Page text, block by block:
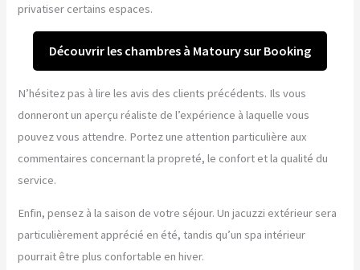
privatiser certains espaces.
Découvrir les chambres à Matoury sur Booking
N’hésitez pas à lire les avis des clients précédents. Ils vous
donneront un aperçu réaliste de l’expérience à laquelle vous
pouvez vous attendre. Portez une attention particulière aux
commentaires concernant la propreté, le confort et la qualité du
service.
Enfin, pensez à la saison de votre séjour. Un jacuzzi extérieur sera
particulièrement apprécié en été, tandis qu’un spa intérieur
pourrait être plus confortable en hiver.